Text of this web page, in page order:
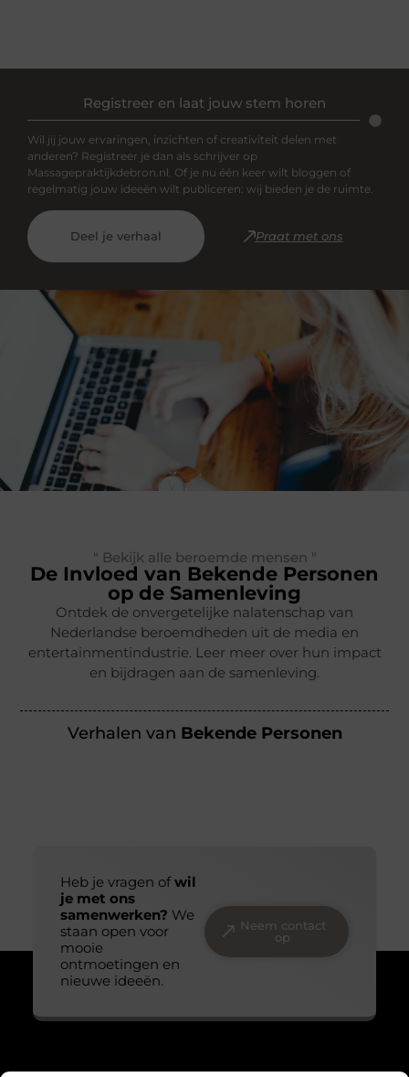
Registreer en laat jouw stem horen
Wil jij jouw ervaringen, inzichten of creativiteit delen met
anderen? Registreer je dan als schrijver op
Massagepraktijkdebron.nl. Of je nu één keer wilt bloggen of
regelmatig jouw ideeën wilt publiceren: wij bieden je de ruimte.
Deel je verhaal Praat met ons
" Bekijk alle beroemde mensen "
De Invloed van Bekende Personen
op de Samenleving
Ontdek de onvergetelijke nalatenschap van
Nederlandse beroemdheden uit de media en
entertainmentindustrie. Leer meer over hun impact
en bijdragen aan de samenleving.
Verhalen van Bekende Personen
Heb je vragen ofwil
je met ons
samenwerken? We
staan open voor
mooie
ontmoetingen en
nieuwe ideeën.
Neem contact
op